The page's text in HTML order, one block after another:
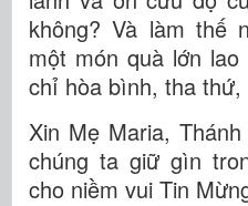
không? Và làm thế
một món quà lớn
chỉ hòa bình, tha thứ,
Xin Mẹ Maria,
chúng ta giữ gìn
cho niềm vui Tin